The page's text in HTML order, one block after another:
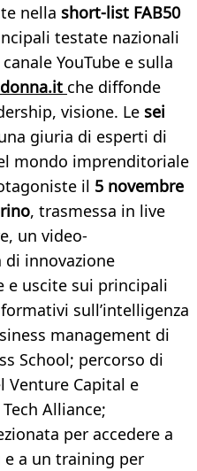
nella short-list FAB50
testate nazionali
YouTube e sulla
che diffonde
visione. Le sei
giuria di esperti di
mondo imprenditoriale
il 5 novembre
, trasmessa in live
un video-
innovazione
uscite sui principali
sull’intelligenza
management di
School; percorso di
Venture Capital e
Alliance;
per accedere a
a un training per